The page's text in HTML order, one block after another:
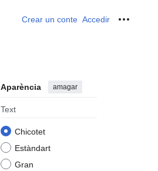
Crear un conte Accedir
Aparència amagar
Text
Chicotet
Estàndart
Gran